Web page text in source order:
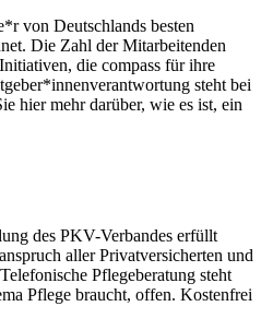
von Deutschlands besten
Die Zahl der Mitarbeitenden
die compass für ihre
steht bei
hier mehr darüber, wie es ist, ein
des PKV-Verbandes erfüllt
aller Privatversicherten und
Pflegeberatung steht
Pflege braucht, offen. Kostenfrei